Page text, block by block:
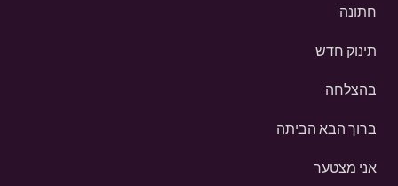
חתונה
תינוק חדש
בהצלחה
ברוך הבא הביתה
אני מצטער